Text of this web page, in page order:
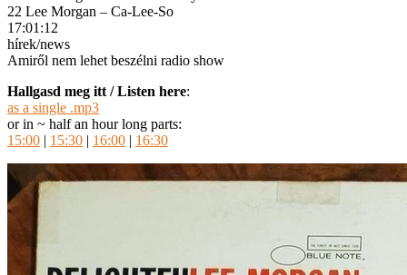
22 Lee Morgan – Ca-Lee-So
17:01:12
hírek/news
Amiről nem lehet beszélni radio show
Hallgasd meg itt / Listen here:
as a single .mp3
or in ~ half an hour long parts:
15:00 | 15:30 | 16:00 | 16:30